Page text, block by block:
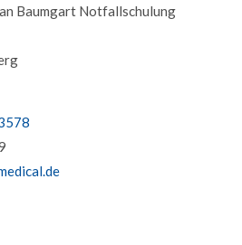
Baumgart Notfallschulung